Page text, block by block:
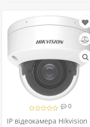
0
IP відеокамера Hikvision